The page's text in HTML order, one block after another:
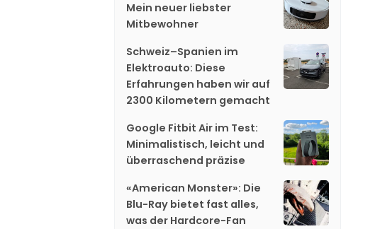
Mein neuer liebster
Mitbewohner
Schweiz–Spanien im
Elektroauto: Diese
Erfahrungen haben wir auf
2300 Kilometern gemacht
Google Fitbit Air im Test:
Minimalistisch, leicht und
überraschend präzise
«American Monster»: Die
Blu-Ray bietet fast alles,
was der Hardcore-Fan